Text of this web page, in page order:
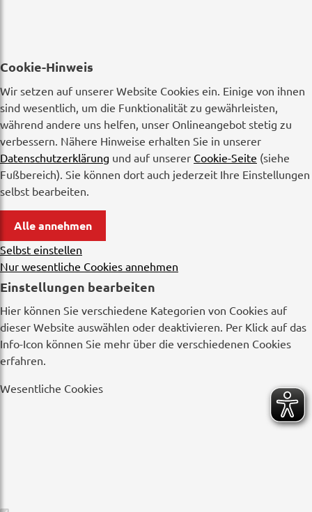
Cookie-Hinweis
Wir setzen auf unserer Website Cookies ein. Einige von ihnen
sind wesentlich, um die Funktionalität zu gewährleisten,
während andere uns helfen, unser Onlineangebot stetig zu
verbessern. Nähere Hinweise erhalten Sie in unserer
Datenschutzerklärung und auf unserer Cookie-Seite (siehe
Fußbereich). Sie können dort auch jederzeit Ihre Einstellungen
selbst bearbeiten.
Alle annehmen
Selbst einstellen
Nur wesentliche Cookies annehmen
Einstellungen bearbeiten
Hier können Sie verschiedene Kategorien von Cookies auf
dieser Website auswählen oder deaktivieren. Per Klick auf das
Info-Icon können Sie mehr über die verschiedenen Cookies
erfahren.
Wesentliche Cookies